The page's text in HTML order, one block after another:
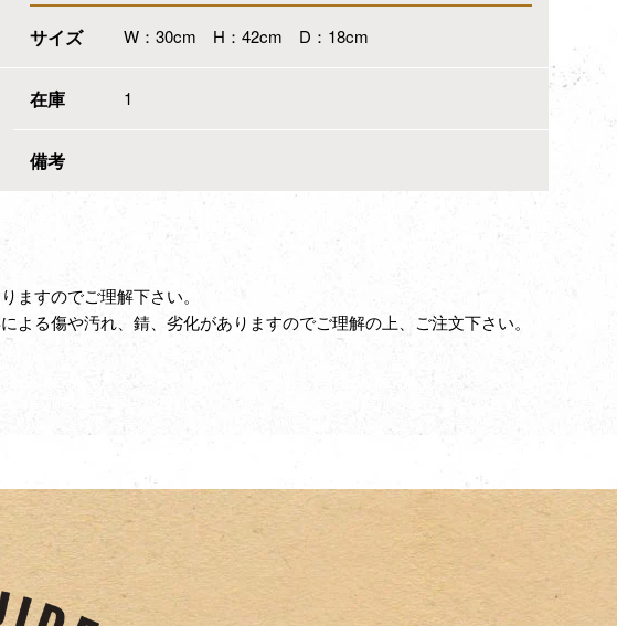
サイズ
W：30cm H：42cm D：18cm
在庫 1
備考
ますのでご理解下さい。
る傷や汚れ、錆、劣化がありますのでご理解の上、ご注文下さい。